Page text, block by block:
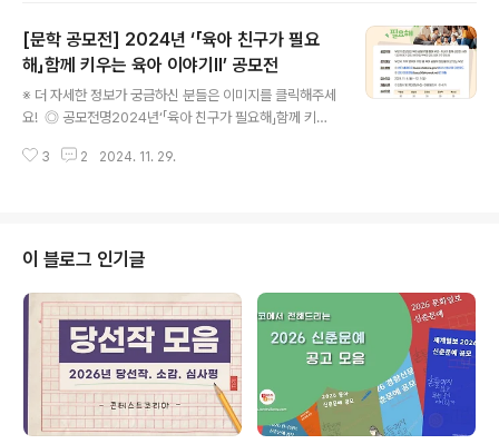
대상제한 없음 ◎ 원고량A4 한 쪽(10포인트 기준) 또는 2
00자 원고지 10매 ◎ 마감일2025년 2월 16일(우편은 2
월 16일 소인이 찍힌 것까지, 홈페이지 및 팩스는 마감일
자정까지 접수) ◎ 접수 방법- 우편 : 03727 서울 서대문
우체국 사서함 100호 ‘생활문예대상’ 담당자 앞- 팩스 : 0
2)333-0329- 홈페이지 : 응모 주..
[문학 공모전] 2024년 ‘「육아 친구가 필요
해」함께 키우는 육아 이야기Ⅱ’ 공모전
※ 더 자세한 정보가 궁금하신 분들은 이미지를 클릭해주세
요! ◎ 공모전명2024년‘「육아 친구가 필요해」함께 키우
공동체*를 통해 부모·자녀가 함께 성장한 사례*조리원 동
@hanmail.net) 접수※ 메일제목은 ‘[함께 육아 공모전]
홍길동’으로 작성 ◎ 제출서류신청서 및 개인정보수집‧이
용 동의서, 수기 각 1부※ 1인당 1편 제출, 지정 서식 사용,
자필서명 필수 ◎ 제출규격수기는 한글문서(hwp, hwp
x), A4 2-3매, 맑은 고딕, 12pt, 줄간격 160%로 작성※ ..
3 2 2024. 11. 29.
이 블로그 인기글